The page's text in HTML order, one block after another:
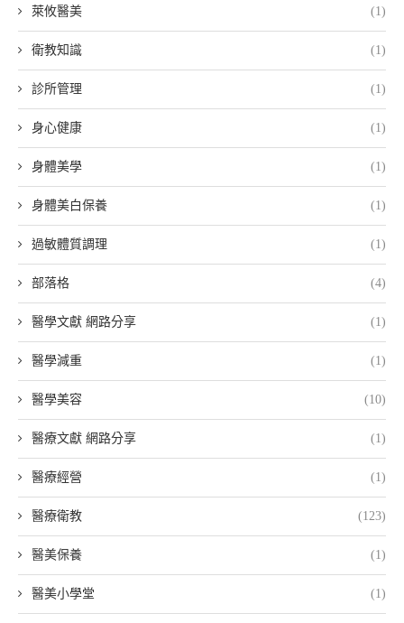
萊攸醫美 (1)
衛教知識 (1)
診所管理 (1)
身心健康 (1)
身體美學 (1)
身體美白保養 (1)
過敏體質調理 (1)
部落格 (4)
醫學文獻 網路分享 (1)
醫學減重 (1)
醫學美容 (10)
醫療文獻 網路分享 (1)
醫療經營 (1)
醫療衛教 (123)
醫美保養 (1)
醫美小學堂 (1)